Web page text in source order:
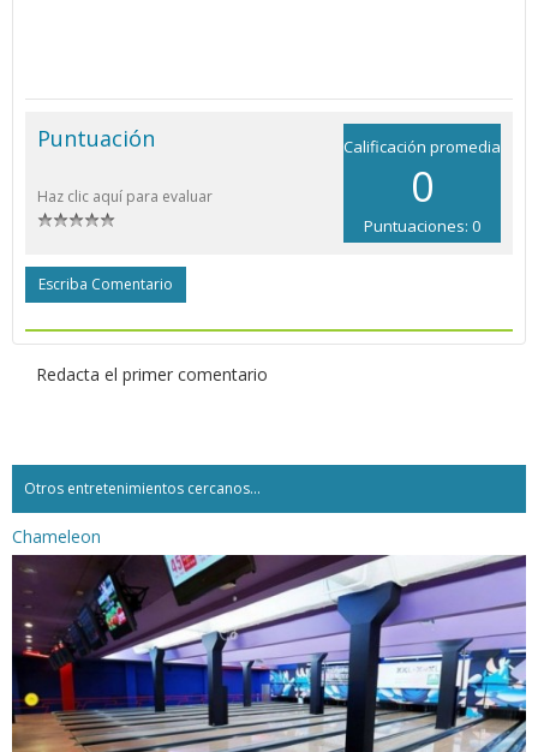
Calificación promedia
0
Puntuaciones: 0
Puntuación
Haz clic aquí para evaluar
Escriba Comentario
Redacta el primer comentario
Otros entretenimientos cercanos...
Chameleon